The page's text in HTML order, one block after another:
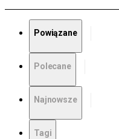
Powiązane
Polecane
Najnowsze
Tagi